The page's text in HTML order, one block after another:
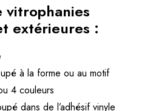
vitrophanies
extérieures :
à la forme ou au motif
4 couleurs
dans de l’adhésif vinyle